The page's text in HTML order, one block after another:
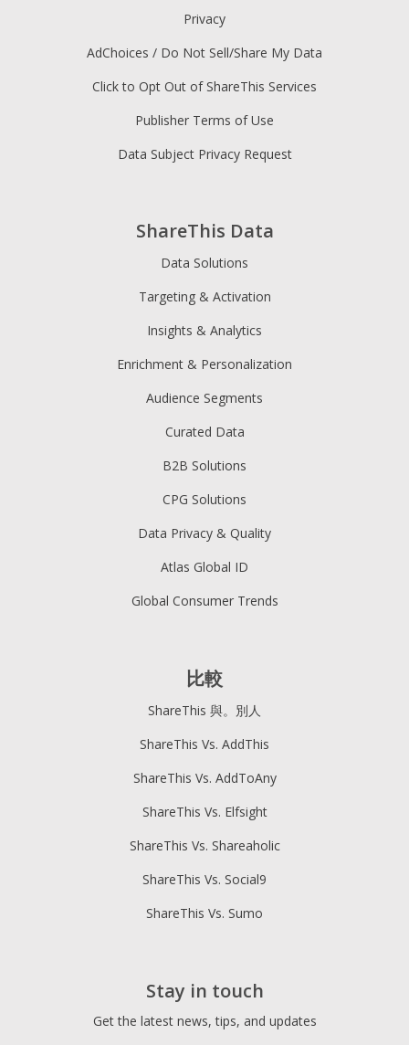
ShareThis Data
Data Solutions
Targeting & Activation
Insights & Analytics
Enrichment & Personalization
Audience Segments
Curated Data
B2B Solutions
CPG Solutions
Data Privacy & Quality
Atlas Global ID
Global Consumer Trends
Privacy
AdChoices / Do Not Sell/Share My Data
Click to Opt Out of ShareThis Services
Publisher Terms of Use
Data Subject Privacy Request
比較
ShareThis 與。別人
ShareThis Vs. AddThis
ShareThis Vs. AddToAny
ShareThis Vs. Elfsight
ShareThis Vs. Shareaholic
ShareThis Vs. Social9
ShareThis Vs. Sumo
Stay in touch
Get the latest news, tips, and updates